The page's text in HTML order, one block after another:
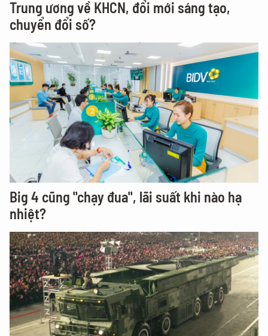
Trung ương về KHCN, đổi mới sáng tạo,
chuyển đổi số?
Big 4 cũng "chạy đua", lãi suất khi nào hạ
nhiệt?